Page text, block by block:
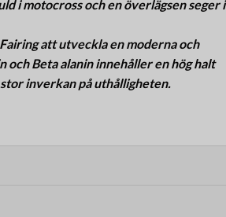
i motocross och en överlägsen seger i
att utveckla en moderna och
Beta alanin innehåller en hög halt
inverkan på uthålligheten.